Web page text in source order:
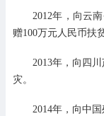
2012年，向云南
赠100万元人民币扶
2013年，向四川
灾。
2014年，向中国